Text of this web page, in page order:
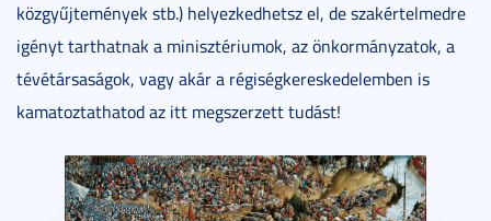
közgyűjtemények stb.) helyezkedhetsz el, de szakértelmedre
igényt tarthatnak a minisztériumok, az önkormányzatok, a
tévétársaságok, vagy akár a régiségkereskedelemben is
kamatoztathatod az itt megszerzett tudást!